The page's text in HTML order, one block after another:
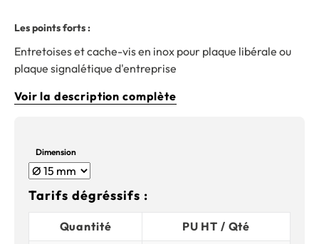
Les points forts :
Entretoises et cache-vis en inox pour plaque libérale ou
plaque signalétique d'entreprise
Voir la description complète
Dimension
Tarifs dégréssifs :
Quantité
PU HT / Qté